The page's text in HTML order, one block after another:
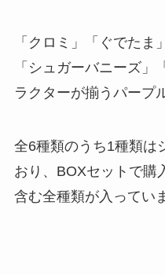
「クロミ」「ぐでたま
「シュガーバニーズ」
ラクターが揃うパープ
全6種類のうち1種類は
おり、BOXセットで購
含む全種類が入ってい